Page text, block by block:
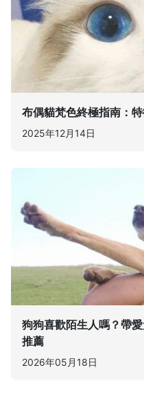
布偶貓梵色終極指南：
2025年12月14日
狗狗喜歡陌生人嗎？帶
推薦
2026年05月18日